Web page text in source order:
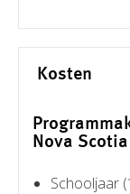
Kosten
Nova Scotia
Schooljaar